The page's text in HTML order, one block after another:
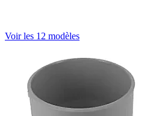
Voir les 12 modèles